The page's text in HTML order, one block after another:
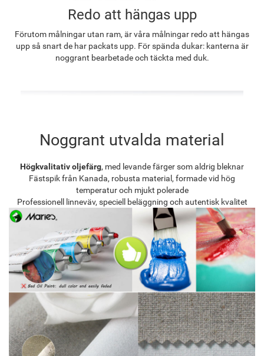
Redo att hängas upp
Förutom målningar utan ram, är våra målningar redo att hängas
upp så snart de har packats upp. För spända dukar: kanterna är
noggrant bearbetade och täckta med duk.
Noggrant utvalda material
Högkvalitativ oljefärg, med levande färger som aldrig bleknar
Fästspik från Kanada, robusta material, formade vid hög
temperatur och mjukt polerade
Professionell linneväv, speciell beläggning och autentisk kvalitet